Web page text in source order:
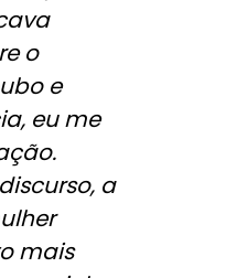
o
e
eu me
a
mais